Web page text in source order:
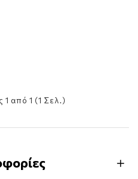
1 από 1 (1 Σελ.)